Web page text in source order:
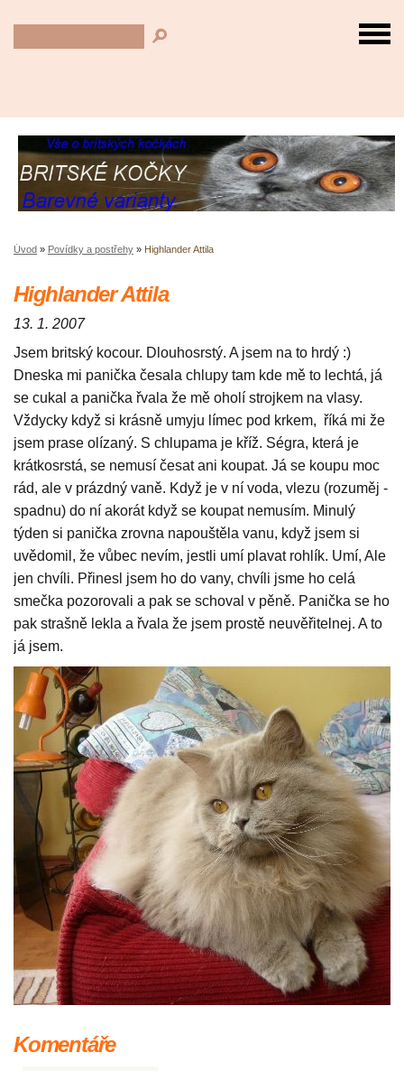
Úvod » Povídky a postřehy » Highlander Attila
Highlander Attila
13. 1. 2007
Jsem britský kocour. Dlouhosrstý. A jsem na to hrdý :)
Dneska mi panička česala chlupy tam kde mě to lechtá, já
se cukal a panička řvala že mě oholí strojkem na vlasy.
Vždycky když si krásně umyju límec pod krkem, říká mi že
jsem prase olízaný. S chlupama je kříž. Ségra, která je
krátkosrstá, se nemusí česat ani koupat. Já se koupu moc
rád, ale v prázdný vaně. Když je v ní voda, vlezu (rozuměj -
spadnu) do ní akorát když se koupat nemusím. Minulý
týden si panička zrovna napouštěla vanu, když jsem si
uvědomil, že vůbec nevím, jestli umí plavat rohlík. Umí, Ale
jen chvíli. Přinesl jsem ho do vany, chvíli jsme ho celá
smečka pozorovali a pak se schoval v pěně. Panička se ho
pak strašně lekla a řvala že jsem prostě neuvěřitelnej. A to
já jsem.
Komentáře